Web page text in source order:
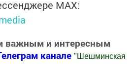
MАХ:
важным и интересным
канале " Шешминская